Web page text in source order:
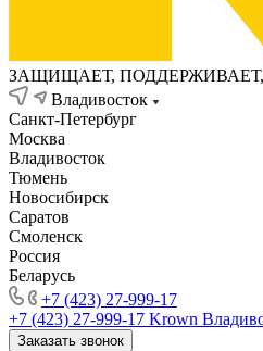
ЗАЩИЩАЕТ,
Владивосток
Санкт-Петербург
Москва
Владивосток
Тюмень
Новосибирск
Саратов
Смоленск
Россия
Беларусь
+7 (423) 27-999-17
+7 (423) 27-999-17 Krown
Заказать звонок